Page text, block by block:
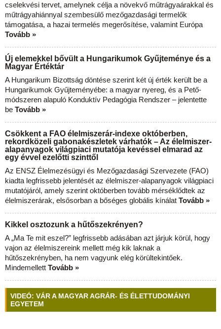
cselekvési tervet, amelynek célja a növekvő műtrágyaárakkal és
műtrágyahiánnyal szembesülő mezőgazdasági termelők
támogatása, a hazai termelés megerősítése, valamint Európa
Tovább »
Új elemekkel bővült a Hungarikumok Gyűjteménye és a
Magyar Értéktár
A Hungarikum Bizottság döntése szerint két új érték került be a
Hungarikumok Gyűjteményébe: a magyar nyereg, és a Pető-
módszeren alapuló Konduktív Pedagógia Rendszer – jelentette
be Tovább »
Csökkent a FAO élelmiszerár-indexe októberben,
rekordközeli gabonakészletek várhatók – Az élelmiszer-
alapanyagok világpiaci mutatója kevéssel elmarad az
egy évvel ezelőtti szinttől
Az ENSZ Élelmezésügyi és Mezőgazdasági Szervezete (FAO)
kiadta legfrissebb jelentését az élelmiszer-alapanyagok világpiaci
mutatójáról, amely szerint októberben tovább mérséklődtek az
élelmiszerárak, elsősorban a bőséges globális kínálat Tovább »
Kikkel osztozunk a hűtőszekrényen?
A „Ma Te mit eszel?” legfrissebb adásában azt járjuk körül, hogy
vajon az élelmiszereink mellett még kik laknak a
hűtőszekrényben, ha nem vagyunk elég körültekintőek.
Mindemellett Tovább »
VIDEÓ: VÁR A MAGYAR AGRÁR- ÉS ÉLETTUDOMÁNYI
EGYETEM